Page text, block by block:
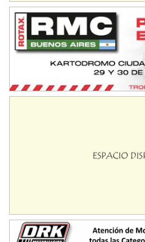
ENTRERRIANO - F6 (POSTERGADA)
Parque de la Velocidad (Asfalto)
Villaguay (Entre Ríos)
VICTORIENSE - F7
El Cerro (Tierra)
PATAGONICO - F6
SUR SANTAFESINO - F4